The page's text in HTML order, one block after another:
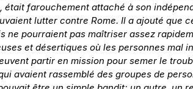
farouchement attaché à son
lutter contre Rome. Il a ajouté que
ne pourraient pas maîtriser assez
et désertiques où les personnes mal
partir en mission pour semer le
avaient rassemblé des groupes de